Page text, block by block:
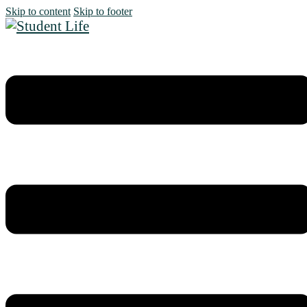
Skip to content Skip to footer